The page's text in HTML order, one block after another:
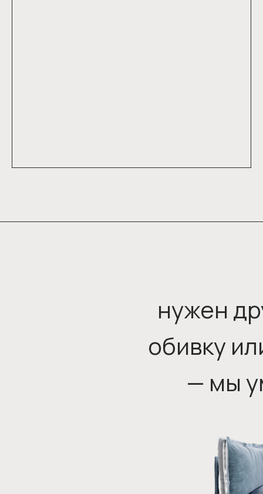
нужен
обивку
— мы